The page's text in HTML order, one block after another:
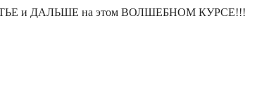
и ДАЛЬШЕ на этом ВОЛШЕБНОМ КУРСЕ!!!